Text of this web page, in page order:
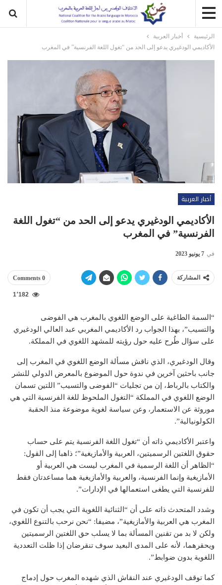
الرئيسية
أخبار العربية
الأكاديمي الودغيري يدعو إلى الحد من “تغول اللغة الفرنسية” في المغرب
أخبار العربية
الأكاديمي الودغيري يدعو إلى الحد من “تغول اللغة
الفرنسية” في المغرب
في 7 يونيو 2023
المشاركة 0 Comments
1٬182
“السمة الطاغية على الوضع اللغوي بالمغرب هي الفوضى
والتسيب”، بهذا الجواب رد الأكاديمي المغربي عبد العالي الودغيري
على سؤال طُرح عليه حول رؤيته للمشهد اللغوي في المملكة.
وقال الودغيري، الذي ناقش مسألة الوضع اللغوي في المغرب إلى
جانب باحثين آخرين في ندوة حول الموضوع بالمعرض الدولي للنشر
والكتاب بالرباط، إن من تجليات “الفوضى والتسيب” اللتين تسمان
الوضع اللغوي في المملكة “التغول الملحوظ للغة الفرنسية التي هي
موروثة عن الاستعمار، وعن سياسة لغوية موضوعة منذ الحقبة
الكولونيالية”.
واعتبر الأكاديمي ذاته أن “تغول اللغة الفرنسية يتم على حساب
حقوق اللغتين الرسميتين، العربية والأمازيغية”؛ ذاهبا إلى القول:
“الظاهر أن اللغة الرسمية في المغرب ليست هي العربية أو
الأمازيغية وإنما الفرنسية، والعربية والأمازيغية هما مساعدتان فقط
للفرنسية التي يطغى استعمالها في الإدارات”.
وشدد المتحدث ذاته على أن “الثنائية اللغوية التي يجب أن تكون في
المغرب هي العربية والأمازيغية”، مضيفا: “نحن نرحب بالتنوع اللغوي،
ولكن لا بد من تقنين المسألة بما لا يسلب حق اللغتين الرسميتين
ويحقرهما، لأنه على المدى البعيد سوف تنقرضان إذا ظلت التعددية
اللغوية بدون ضوابط”.
كما توقف الودغيري عند النقاش الذي شهده المغرب حول إدماج